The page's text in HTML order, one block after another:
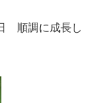
長し